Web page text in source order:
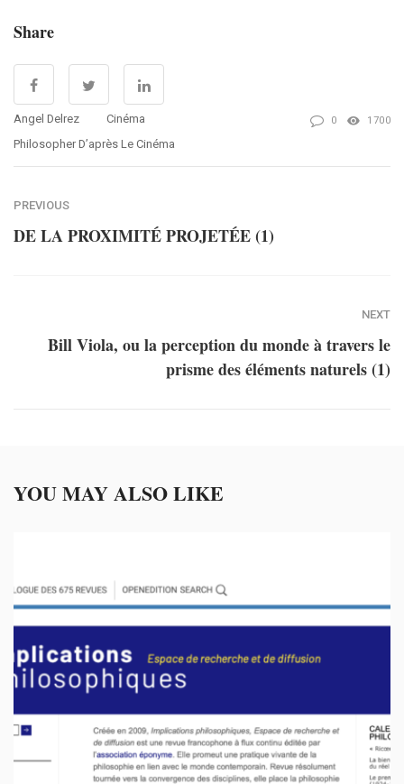
Share
Angel Delrez
Cinéma
Philosopher D’après Le Cinéma
0 1700
PREVIOUS
DE LA PROXIMITÉ PROJETÉE (1)
NEXT
Bill Viola, ou la perception du monde à travers le
prisme des éléments naturels (1)
YOU MAY ALSO LIKE